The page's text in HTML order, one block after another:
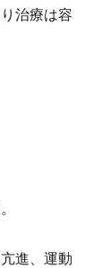
治療は容
進、運動